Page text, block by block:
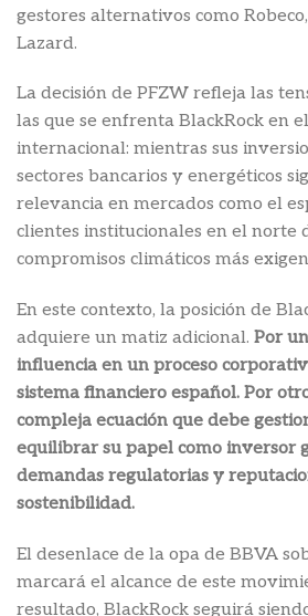
gestores alternativos como
Lazard.
La decisión de PFZW refleja las
las que se enfrenta BlackRock en
internacional: mientras sus
sectores bancarios y energéticos
relevancia en mercados como el
clientes institucionales en el norte
compromisos climáticos más
En este contexto, la posición de
adquiere un matiz adicional. Por
influencia en un proceso
sistema financiero español. Por
compleja ecuación que debe
equilibrar su papel como inversor
demandas regulatorias y
sostenibilidad.
El desenlace de la opa de BBVA
marcará el alcance de este
resultado, BlackRock seguirá